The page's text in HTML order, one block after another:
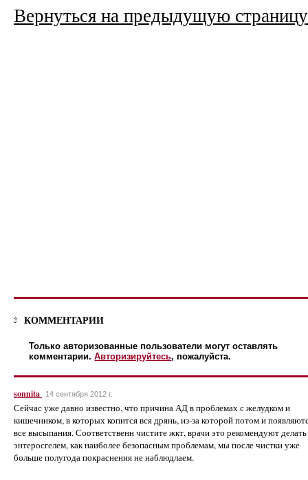
Вернуться на предыдущую страницу
КОММЕНТАРИИ
Только авторизованные пользователи могут оставлять
комментарии.Авторизируйтесь, пожалуйста.
sonnita 14 сентября 2012 г.
Сейчас уже давно известно, что причина АД в проблемах с желудком и
кишечником, в которых копится вся дрянь, из-за которой потом и
все высыпания. Соответственн чистите жкт, врачи это рекомендуют делать
энтеросгелем, как наиболее безопасным проблемам, мы после чистки уже
больше полугода покраснения не наблюдлаем.